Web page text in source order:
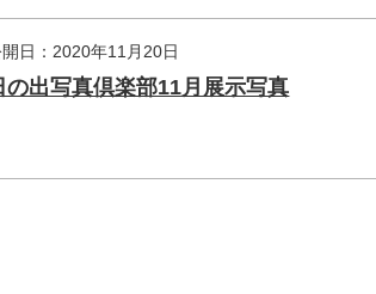
日：2020年11月20日
の出写真倶楽部11月展示写真